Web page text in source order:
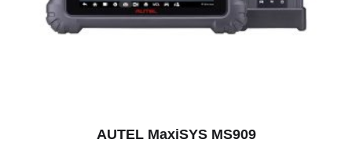
AUTEL MaxiSYS MS909